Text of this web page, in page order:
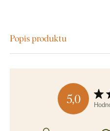
Popis produktu
5,0